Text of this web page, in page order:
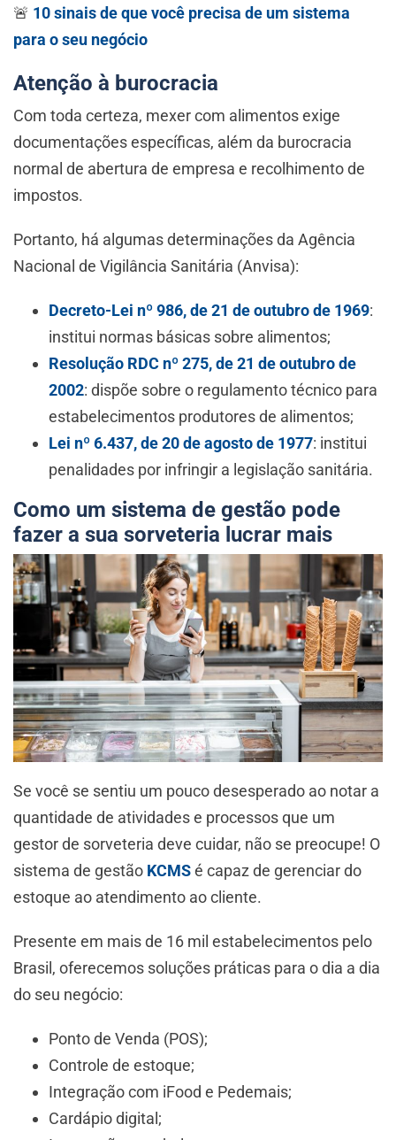
🚨 10 sinais de que você precisa de um sistema
para o seu negócio
Atenção à burocracia
Com toda certeza, mexer com alimentos exige
documentações específicas, além da burocracia
normal de abertura de empresa e recolhimento de
impostos.
Portanto, há algumas determinações da Agência
Nacional de Vigilância Sanitária (Anvisa):
Decreto-Lei nº 986, de 21 de outubro de 1969:
institui normas básicas sobre alimentos;
Resolução RDC nº 275, de 21 de outubro de
2002: dispõe sobre o regulamento técnico para
estabelecimentos produtores de alimentos;
Lei nº 6.437, de 20 de agosto de 1977: institui
penalidades por infringir a legislação sanitária.
Como um sistema de gestão pode
fazer a sua sorveteria lucrar mais
Se você se sentiu um pouco desesperado ao notar a
quantidade de atividades e processos que um
gestor de sorveteria deve cuidar, não se preocupe! O
sistema de gestão KCMSé capaz de gerenciar do
estoque ao atendimento ao cliente.
Presente em mais de 16 mil estabelecimentos pelo
Brasil, oferecemos soluções práticas para o dia a dia
do seu negócio:
Ponto de Venda (POS);
Controle de estoque;
Integração com iFood e Pedemais;
Cardápio digital;